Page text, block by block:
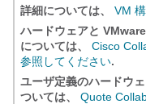
詳細については、 VM
ハードウェアと
については、 Cisco
参照してください.
ユーザ定義のハードウ
ついては、 Quote